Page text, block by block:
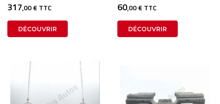
317,00 € TTC
DÉCOUVRIR
60,00 € TTC
DÉCOUVRIR